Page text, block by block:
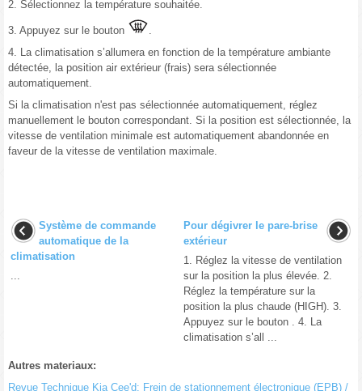
2. Sélectionnez la température souhaitée.
3. Appuyez sur le bouton
.
4. La climatisation s’allumera en fonction de la température ambiante
détectée, la position air extérieur (frais) sera sélectionnée
automatiquement.
Si la climatisation n'est pas sélectionnée automatiquement, réglez
manuellement le bouton correspondant. Si la position est sélectionnée, la
vitesse de ventilation minimale est automatiquement abandonnée en
faveur de la vitesse de ventilation maximale.
Système de commande
automatique de la
climatisation
...
Pour dégivrer le pare-brise
extérieur
1. Réglez la vitesse de ventilation
sur la position la plus élevée. 2.
Réglez la température sur la
position la plus chaude (HIGH). 3.
Appuyez sur le bouton . 4. La
climatisation s’all ...
Autres materiaux:
Revue Technique Kia Cee'd: Frein de stationnement électronique (EPB) /